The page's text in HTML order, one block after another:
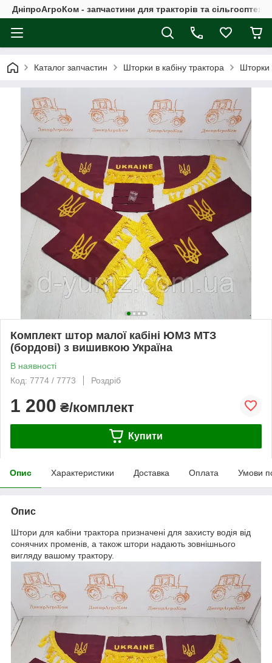
ДніпроАгроКом - запчастини для тракторів та
Каталог запчастин Шторки в кабіну трактора Шторки
Комплект штор малої кабіні ЮМЗ МТЗ
(бордові) з вишивкою Україна
В наявності
Код: 7774 / 7773
Роздріб
1 200 ₴/комплект
Купити
Опис Характеристики Доставка Оплата Умови
Опис
Штори для кабіни трактора призначені для захисту водія від
сонячних променів, а також штори надають зовнішнього
вигляду вашому трактору.